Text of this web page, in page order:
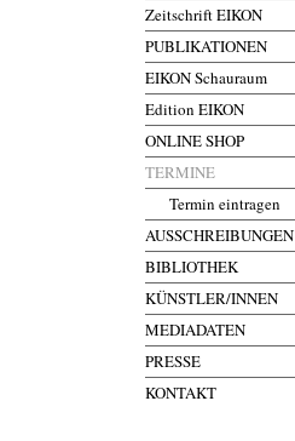
Zeitschrift EIKON
PUBLIKATIONEN
EIKON Schauraum
Edition EIKON
ONLINE SHOP
TERMINE
Termin eintragen
AUSSCHREIBUNGEN
BIBLIOTHEK
KÜNSTLER/INNEN
MEDIADATEN
PRESSE
KONTAKT